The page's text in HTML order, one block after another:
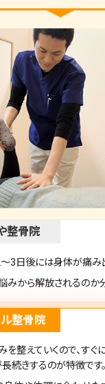
整骨院
3日後には身体が痛み
みから解放されるのか
ル整骨院
整えていくので、すぐ
長続きするのが特徴です。